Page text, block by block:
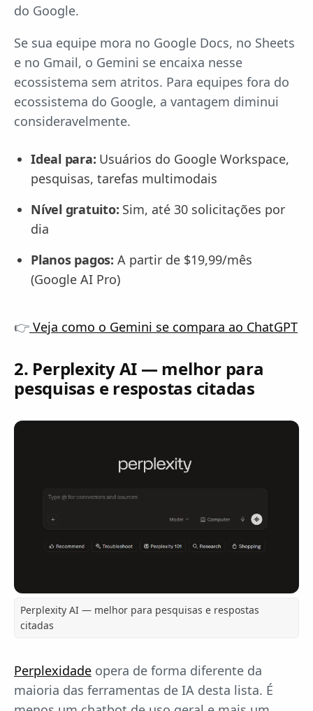
do Google.
Se sua equipe mora no Google Docs, no Sheets
e no Gmail, o Gemini se encaixa nesse
ecossistema sem atritos. Para equipes fora do
ecossistema do Google, a vantagem diminui
consideravelmente.
Ideal para: Usuários do Google Workspace,
pesquisas, tarefas multimodais
Nível gratuito: Sim, até 30 solicitações por
dia
Planos pagos: A partir de $19,99/mês
(Google AI Pro)
👉 Veja como o Gemini se compara ao ChatGPT
2. Perplexity AI — melhor para
pesquisas e respostas citadas
Perplexity AI — melhor para pesquisas e respostas
citadas
Perplexidade opera de forma diferente da
maioria das ferramentas de IA desta lista. É